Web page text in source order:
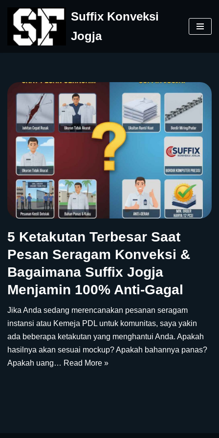
Skip
to
Suffix Konveksi
Jogja
5 Ketakutan Terbesar Saat
Pesan Seragam Konveksi &
Bagaimana Suffix Jogja
Menjamin 100% Anti-Gagal
Jika Anda sedang merencanakan pesanan seragam
instansi atau Kemeja PDL untuk komunitas, saya yakin
ada beberapa ketakutan yang menghantui Anda. Apakah
hasilnya akan sesuai mockup? Apakah bahannya panas?
Apakah uang… Read More »